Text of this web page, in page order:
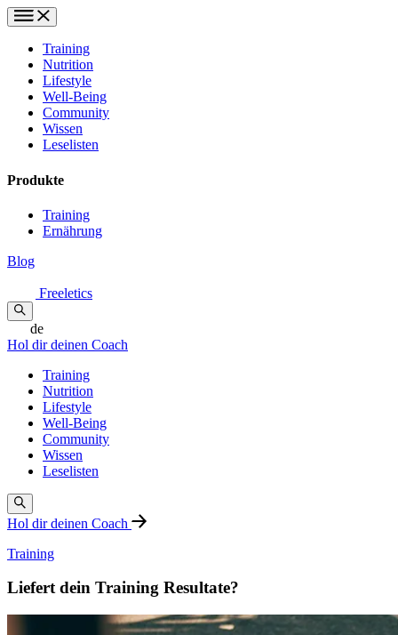
Training
Nutrition
Lifestyle
Well-Being
Community
Wissen
Leselisten
Produkte
Training
Ernährung
Blog
Freeletics
de
Hol dir deinen Coach
Training
Nutrition
Lifestyle
Well-Being
Community
Wissen
Leselisten
Hol dir deinen Coach
Training
Liefert dein Training Resultate?